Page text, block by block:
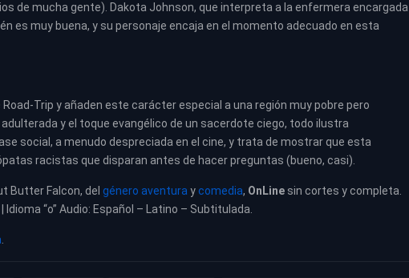
de mucha gente). Dakota Johnson, que interpreta a la enfermera encargada
es muy buena, y su personaje encaja en el momento adecuado en esta
Trip y añaden este carácter especial a una región muy pobre pero
y el toque evangélico de un sacerdote ciego, todo ilustra
social, a menudo despreciada en el cine, y trata de mostrar que esta
racistas que disparan antes de hacer preguntas (bueno, casi).
Butter Falcon, del género aventura ycomedia, OnLine sin cortes y completa.
| Idioma “o” Audio: Español – Latino – Subtitulada.